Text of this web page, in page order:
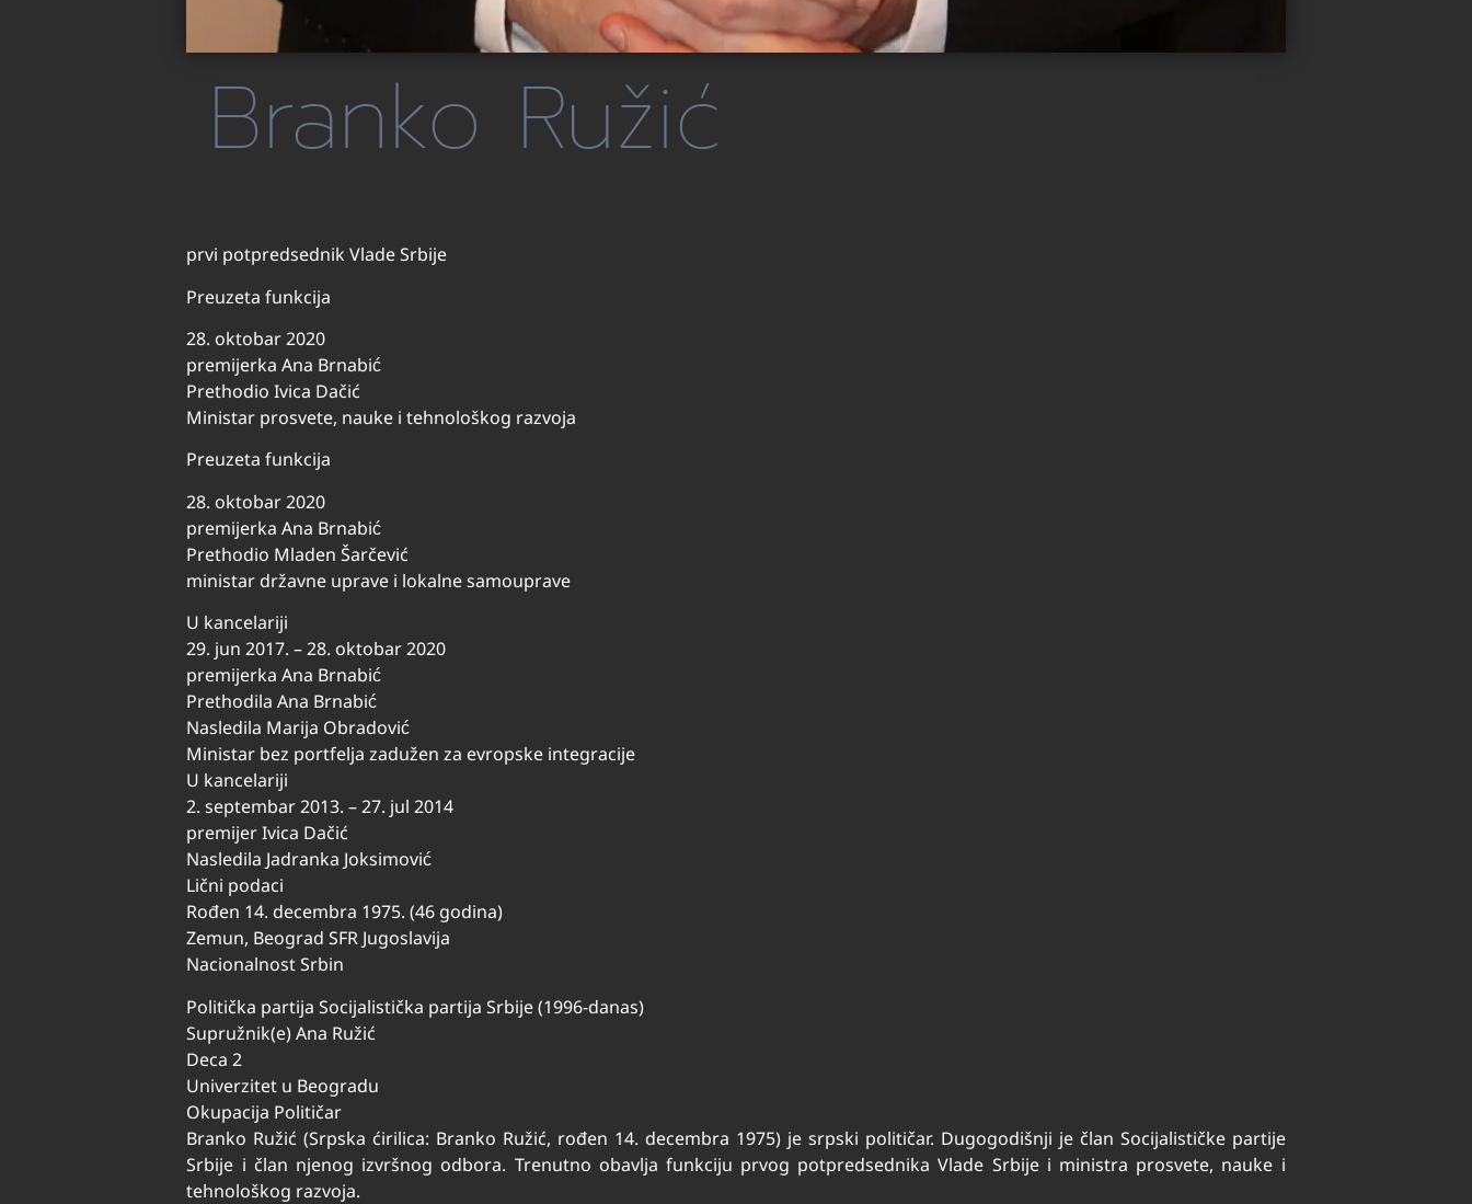
Branko Ružić
prvi potpredsednik Vlade Srbije
Preuzeta funkcija
28. oktobar 2020
premijerka Ana Brnabić
Prethodio Ivica Dačić
Ministar prosvete, nauke i tehnološkog razvoja
Preuzeta funkcija
28. oktobar 2020
premijerka Ana Brnabić
Prethodio Mladen Šarčević
ministar državne uprave i lokalne samouprave
U kancelariji
29. jun 2017. – 28. oktobar 2020
premijerka Ana Brnabić
Prethodila Ana Brnabić
Nasledila Marija Obradović
Ministar bez portfelja zadužen za evropske integracije
U kancelariji
2. septembar 2013. – 27. jul 2014
premijer Ivica Dačić
Nasledila Jadranka Joksimović
Lični podaci
Rođen 14. decembra 1975. (46 godina)
Zemun, Beograd SFR Jugoslavija
Nacionalnost Srbin
Politička partija Socijalistička partija Srbije (1996-danas)
Supružnik(e) Ana Ružić
Deca 2
Univerzitet u Beogradu
Okupacija Političar
Branko Ružić (Srpska ćirilica: Branko Ružić, rođen 14. decembra 1975) je srpski političar. Dugogodišnji je član Socijalističke partije
Srbije i član njenog izvršnog odbora. Trenutno obavlja funkciju prvog potpredsednika Vlade Srbije i ministra prosvete, nauke i
tehnološkog razvoja.